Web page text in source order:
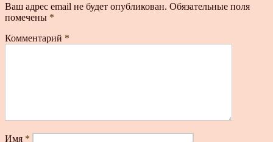
Ваш адрес email не будет опубликован. Обязательные поля
помечены *
Комментарий *
Имя *